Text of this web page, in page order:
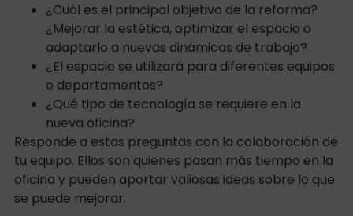
¿Cuál es el principal objetivo de la reforma?
¿Mejorar la estética, optimizar el espacio o
adaptarlo a nuevas dinámicas de trabajo?
¿El espacio se utilizará para diferentes equipos
o departamentos?
¿Qué tipo de tecnología se requiere en la
nueva oficina?
Responde a estas preguntas con la colaboración de
tu equipo. Ellos son quienes pasan más tiempo en la
oficina y pueden aportar valiosas ideas sobre lo que
se puede mejorar.